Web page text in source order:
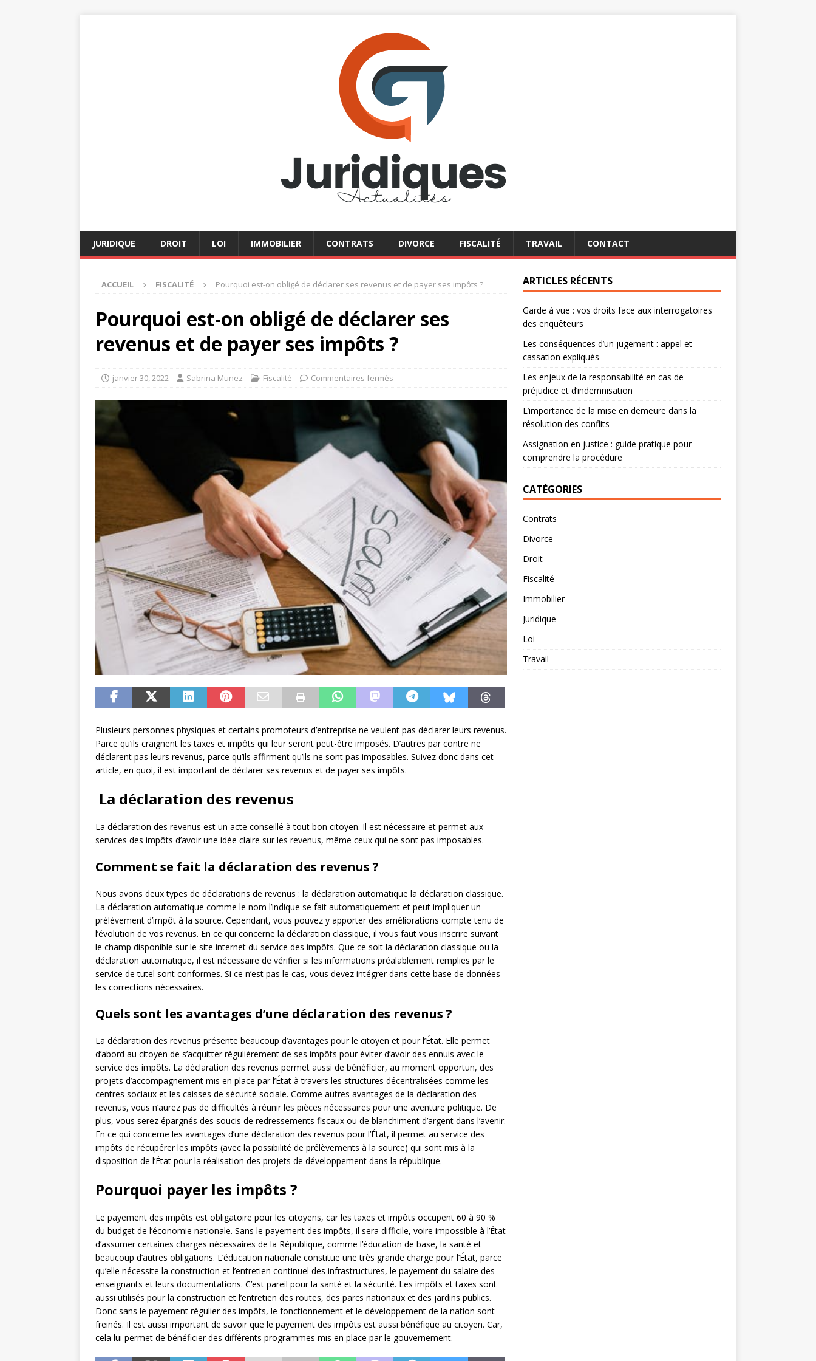
JURIDIQUE DROIT LOI IMMOBILIER CONTRATS DIVORCE FISCALITÉ TRAVAIL CONTACT
ACCUEIL FISCALITÉ Pourquoi est-on obligé de déclarer ses revenus et de payer ses impôts ?
Pourquoi est-on obligé de déclarer ses
revenus et de payer ses impôts ?
janvier 30, 2022 Sabrina Munez Fiscalité Commentaires fermés
Plusieurs personnes physiques et certains promoteurs d’entreprise ne veulent pas déclarer leurs revenus.
Parce qu’ils craignent les taxes et impôts qui leur seront peut-être imposés. D’autres par contre ne
déclarent pas leurs revenus, parce qu’ils affirment qu’ils ne sont pas imposables. Suivez donc dans cet
article, en quoi, il est important de déclarer ses revenus et de payer ses impôts.
La déclaration des revenus
La déclaration des revenus est un acte conseillé à tout bon citoyen. Il est nécessaire et permet aux
services des impôts d’avoir une idée claire sur les revenus, même ceux qui ne sont pas imposables.
Comment se fait la déclaration des revenus ?
Nous avons deux types de déclarations de revenus : la déclaration automatique la déclaration classique.
La déclaration automatique comme le nom l’indique se fait automatiquement et peut impliquer un
prélèvement d’impôt à la source. Cependant, vous pouvez y apporter des améliorations compte tenu de
l’évolution de vos revenus. En ce qui concerne la déclaration classique, il vous faut vous inscrire suivant
le champ disponible sur le site internet du service des impôts. Que ce soit la déclaration classique ou la
déclaration automatique, il est nécessaire de vérifier si les informations préalablement remplies par le
service de tutel sont conformes. Si ce n’est pas le cas, vous devez intégrer dans cette base de données
les corrections nécessaires.
Quels sont les avantages d’une déclaration des revenus ?
La déclaration des revenus présente beaucoup d’avantages pour le citoyen et pour l’État. Elle permet
d’abord au citoyen de s’acquitter régulièrement de ses impôts pour éviter d’avoir des ennuis avec le
service des impôts. La déclaration des revenus permet aussi de bénéficier, au moment opportun, des
projets d’accompagnement mis en place par l’État à travers les structures décentralisées comme les
centres sociaux et les caisses de sécurité sociale. Comme autres avantages de la déclaration des
revenus, vous n’aurez pas de difficultés à réunir les pièces nécessaires pour une aventure politique. De
plus, vous serez épargnés des soucis de redressements fiscaux ou de blanchiment d’argent dans l’avenir.
En ce qui concerne les avantages d’une déclaration des revenus pour l’État, il permet au service des
impôts de récupérer les impôts (avec la possibilité de prélèvements à la source) qui sont mis à la
disposition de l’État pour la réalisation des projets de développement dans la république.
Pourquoi payer les impôts ?
Le payement des impôts est obligatoire pour les citoyens, car les taxes et impôts occupent 60 à 90 %
du budget de l’économie nationale. Sans le payement des impôts, il sera difficile, voire impossible à l’État
d’assumer certaines charges nécessaires de la République, comme l’éducation de base, la santé et
beaucoup d’autres obligations. L’éducation nationale constitue une très grande charge pour l’État, parce
qu’elle nécessite la construction et l’entretien continuel des infrastructures, le payement du salaire des
enseignants et leurs documentations. C’est pareil pour la santé et la sécurité. Les impôts et taxes sont
aussi utilisés pour la construction et l’entretien des routes, des parcs nationaux et des jardins publics.
Donc sans le payement régulier des impôts, le fonctionnement et le développement de la nation sont
freinés. Il est aussi important de savoir que le payement des impôts est aussi bénéfique au citoyen. Car,
cela lui permet de bénéficier des différents programmes mis en place par le gouvernement.
ARTICLES RÉCENTS
Garde à vue : vos droits face aux interrogatoires
des enquêteurs
Les conséquences d’un jugement : appel et
cassation expliqués
Les enjeux de la responsabilité en cas de
préjudice et d’indemnisation
L’importance de la mise en demeure dans la
résolution des conflits
Assignation en justice : guide pratique pour
comprendre la procédure
CATÉGORIES
Contrats
Divorce
Droit
Fiscalité
Immobilier
Juridique
Loi
Travail